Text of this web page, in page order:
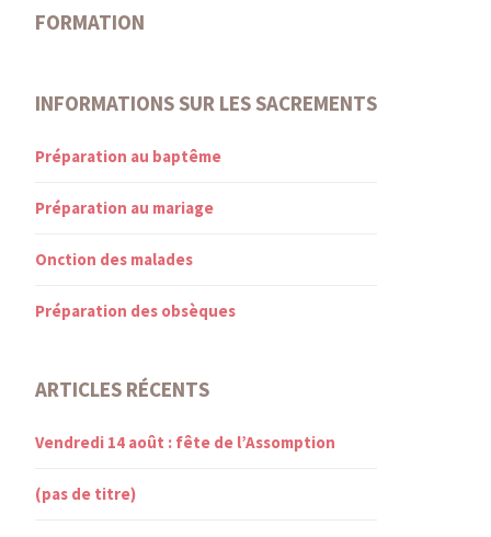
FORMATION
INFORMATIONS SUR LES SACREMENTS
Préparation au baptême
Préparation au mariage
Onction des malades
Préparation des obsèques
ARTICLES RÉCENTS
Vendredi 14 août : fête de l’Assomption
(pas de titre)